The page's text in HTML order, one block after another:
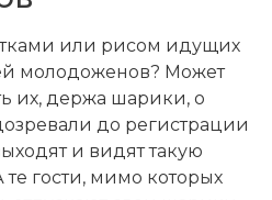
или рисом идущих
молодоженов? Может
их, держа шарики, о
до регистрации
и видят такую
гости, мимо которых